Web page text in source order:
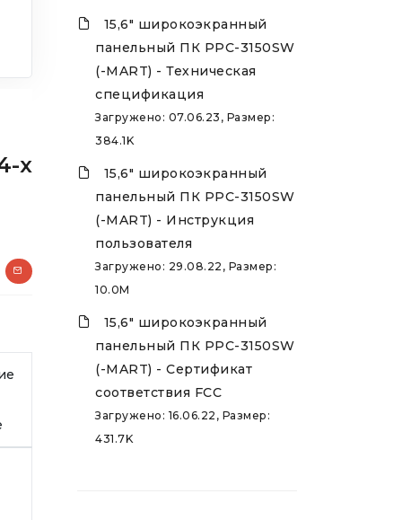
х
15,6" широкоэкранный
панельный ПК PPC-3150SW
(-MART) - Техническая
спецификация
Загружено: 07.06.23, Размер:
384.1K
15,6" широкоэкранный
панельный ПК PPC-3150SW
(-MART) - Инструкция
пользователя
Загружено: 29.08.22, Размер:
10.0M
15,6" широкоэкранный
панельный ПК PPC-3150SW
(-MART) - Сертификат
соответствия FCC
Загружено: 16.06.22, Размер:
431.7K